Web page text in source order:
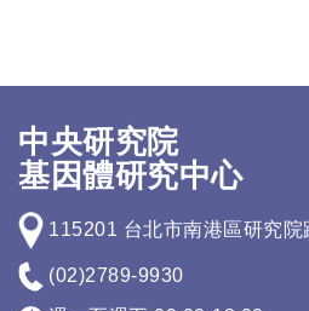
中央研究院
基因體研究中心
115201 台北市南港區研究院
(02)2789-9930